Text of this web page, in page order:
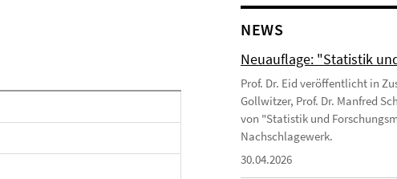
NEWS
Neuauflage: "Statistik
Prof. Dr. Eid veröffentlicht in
Gollwitzer, Prof. Dr. Manfred
von "Statistik und
Nachschlagewerk.
30.04.2026